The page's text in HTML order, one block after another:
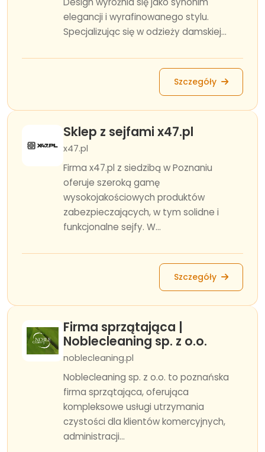
elegancji i wyrafinowanego stylu.
Specjalizując się w odzieży damskiej...
Szczegóły
Sklep z sejfami x47.pl
x47.pl
Firma x47.pl z siedzibą w Poznaniu
oferuje szeroką gamę
wysokojakościowych produktów
zabezpieczających, w tym solidne i
funkcjonalne sejfy. W...
Szczegóły
Firma sprzątająca |
Noblecleaning sp. z o.o.
noblecleaning.pl
Noblecleaning sp. z o.o. to poznańska
firma sprzątająca, oferująca
kompleksowe usługi utrzymania
czystości dla klientów komercyjnych,
administracji...